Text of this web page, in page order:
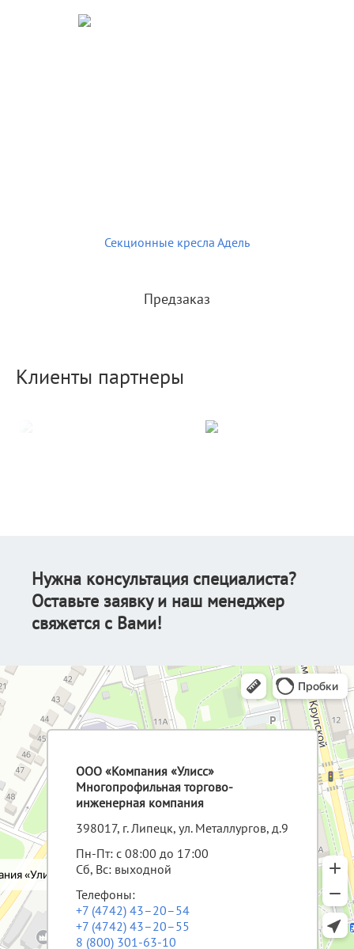
Секционные кресла Адель
Предзаказ
Клиенты партнеры
Нужна консультация специалиста?
Оставьте заявку и наш менеджер
свяжется с Вами!
ООО «Компания «Улисс»
Многопрофильная торгово-
инженерная компания
398017, г. Липецк, ул. Металлургов, д.9
Пн-Пт: с 08:00 до 17:00
Сб, Вс: выходной
Телефоны:
+7 (4742) 43–20–54
+7 (4742) 43–20–55
8 (800) 301-63-10